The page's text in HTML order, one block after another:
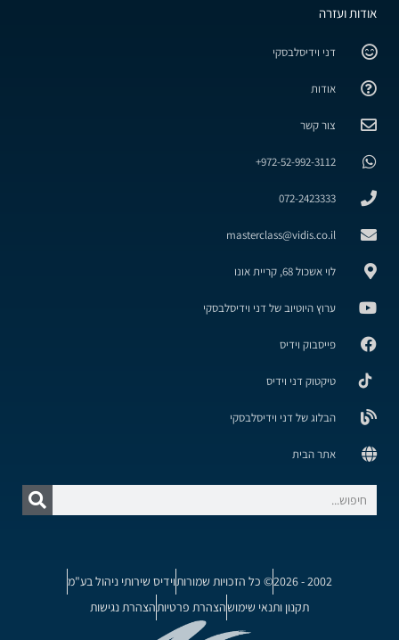
אודות ועזרה
דני וידיסלבסקי
אודות
צור קשר
972-52-992-3112+
072-2423333
masterclass@vidis.co.il
לוי אשכול 68, קריית אונו
ערוץ היוטיוב של דני וידיסלבסקי
פייסבוק וידיס
טיקטוק דני וידיס
הבלוג של דני וידיסלבסקי
אתר הבית
2002 - 2026 © כל הזכויות שמורותוידיס שירותי ניהול בע"מ
תקנון ותנאי שימושהצהרת פרטיותהצהרת נגישות